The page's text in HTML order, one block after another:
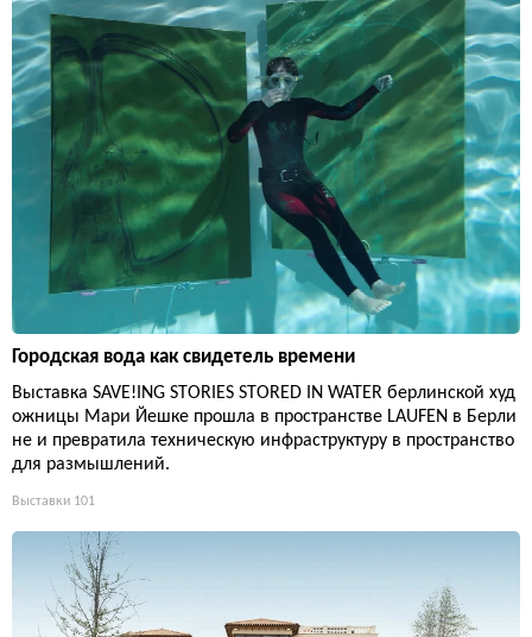
Городская вода как свидетель времени
Выставка SAVE!ING STORIES STORED IN WATER берлинской худ
ожницы Мари Йешке прошла в пространстве LAUFEN в Берли
не и превратила техническую инфраструктуру в пространство
для размышлений.
Выставки 101